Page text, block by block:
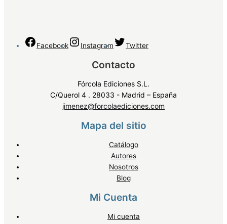
Facebook Instagram Twitter
Contacto
Fórcola Ediciones S.L.
C/Querol 4 . 28033 - Madrid – España
jimenez@forcolaediciones.com
Mapa del sitio
Catálogo
Autores
Nosotros
Blog
Mi Cuenta
Mi cuenta